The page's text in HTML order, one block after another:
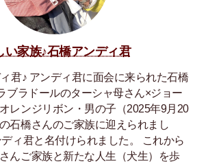
い家族♪石橋アンディ君
君♪ アンディ君に面会に来られた石橋
ブラドールのターシャ母さん×ジョー
レンジリボン・男の子（2025年9月20
石橋さんのご家族に迎えられまし
ィ君と名付けられました。 これから
んご家族と新たな人生（犬生）を歩